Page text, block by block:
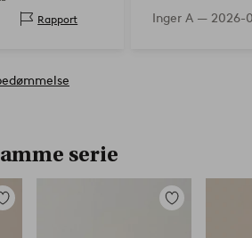
Rapport Inger A — 2026-
serie
Tilføj